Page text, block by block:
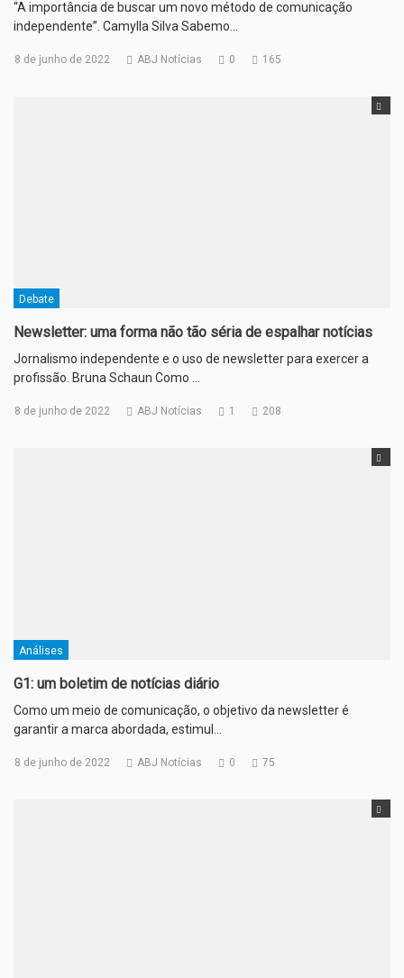
“A importância de buscar um novo método de comunicação
independente”. Camylla Silva Sabemo…
8 de junho de 2022 ABJ Notícias 0 165
Debate
Newsletter: uma forma não tão séria de espalhar notícias
Jornalismo independente e o uso de newsletter para exercer a
profissão. Bruna Schaun Como …
8 de junho de 2022 ABJ Notícias 1 208
Análises
G1: um boletim de notícias diário
Como um meio de comunicação, o objetivo da newsletter é
garantir a marca abordada, estimul…
8 de junho de 2022 ABJ Notícias 0 75